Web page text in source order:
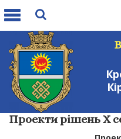
Toggle
Проекти рішень Х